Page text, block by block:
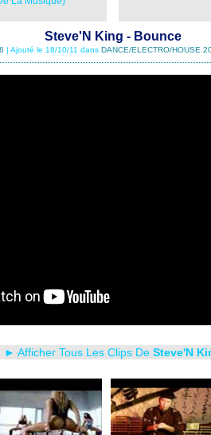
Steve'N King - Bounce
| Ajouté le 18/10/11 dans DANCE/ELECTRO/HOUSE
► Afficher Tous Les Clips De Steve'N